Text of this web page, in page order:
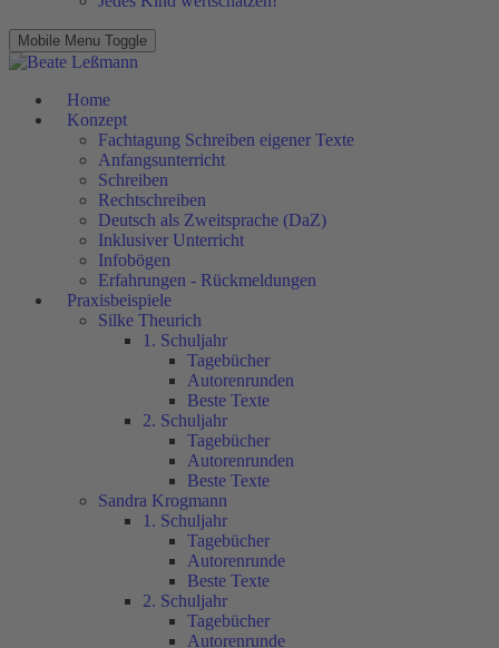
Mobile Menu Toggle
Home
Konzept
Fachtagung Schreiben eigener Texte
Anfangsunterricht
Schreiben
Rechtschreiben
Deutsch als Zweitsprache (DaZ)
Inklusiver Unterricht
Infobögen
Erfahrungen - Rückmeldungen
Praxisbeispiele
Silke Theurich
1. Schuljahr
Tagebücher
Autorenrunden
Beste Texte
2. Schuljahr
Tagebücher
Autorenrunden
Beste Texte
Sandra Krogmann
1. Schuljahr
Tagebücher
Autorenrunde
Beste Texte
2. Schuljahr
Tagebücher
Autorenrunde